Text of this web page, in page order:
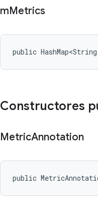
mMetrics
public
Constructores
MetricAnnotation
public